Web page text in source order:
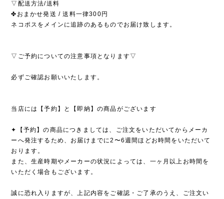
▽配送方法/送料
✤おまかせ発送 / 送料一律300円
ネコポスをメインに追跡のあるものでお届け致します。
▽ご予約についての注意事項となります▽
必ずご確認お願いいたします。
当店には【予約】と【即納】の商品がございます
✦【予約】の商品につきましては、ご注文をいただいてからメーカ
ーへ発注するため、お届けまでに2〜6週間ほどお時間をいただいて
おります。
また、生産時期やメーカーの状況によっては、一ヶ月以上お時間を
いただく場合もございます。
誠に恐れ入りますが、上記内容をご確認・ご了承のうえ、ご注文い